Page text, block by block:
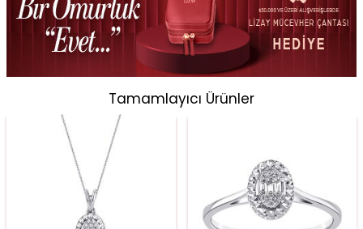
Tamamlayıcı Ürünler